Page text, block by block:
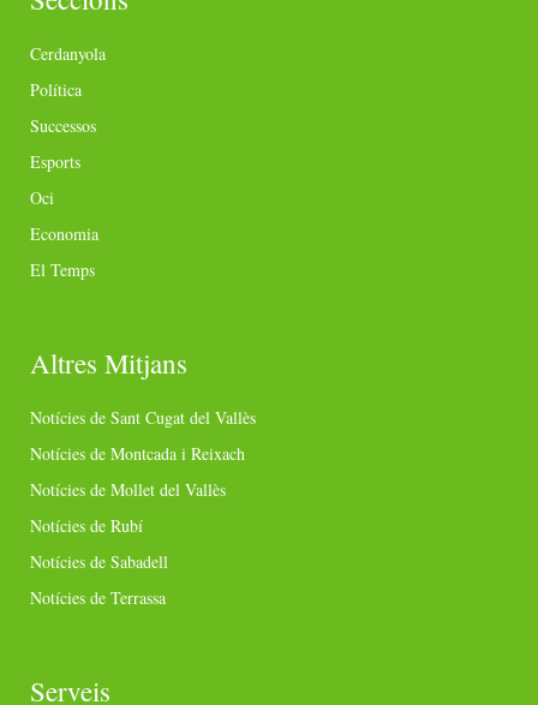
Cerdanyola
Política
Successos
Esports
Oci
Economia
El Temps
Altres Mitjans
Notícies de Sant Cugat del Vallès
Notícies de Montcada i Reixach
Notícies de Mollet del Vallès
Notícies de Rubí
Notícies de Sabadell
Notícies de Terrassa
Serveis